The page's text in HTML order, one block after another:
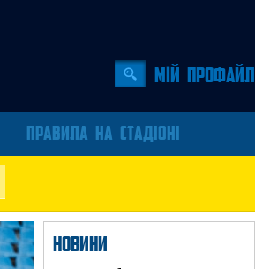
Мiй профайл
ПРАВИЛА НА СТАДІОНІ
Новини